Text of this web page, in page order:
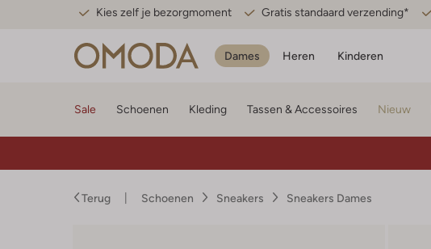
Kies zelf je bezorgmoment Gratis standaard verzending*
Dames Heren Kinderen
Sale Schoenen Kleding Tassen & Accessoires Nieuw
Terug Schoenen Sneakers Sneakers Dames